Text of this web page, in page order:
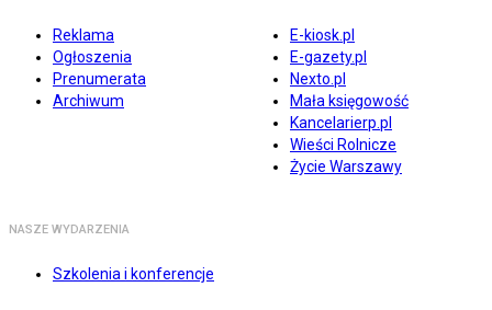
Reklama
Ogłoszenia
Prenumerata
Archiwum
E-kiosk.pl
E-gazety.pl
Nexto.pl
Mała księgowość
Kancelarierp.pl
Wieści Rolnicze
Życie Warszawy
NASZE WYDARZENIA
Szkolenia i konferencje